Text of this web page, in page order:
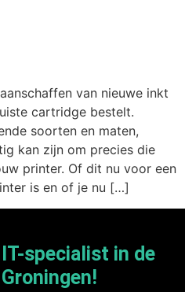
van nieuwe inkt
cartridge bestelt.
soorten en maten,
kan zijn om precies die
printer. Of dit nu voor een
is en of je nu […]
specialist in de